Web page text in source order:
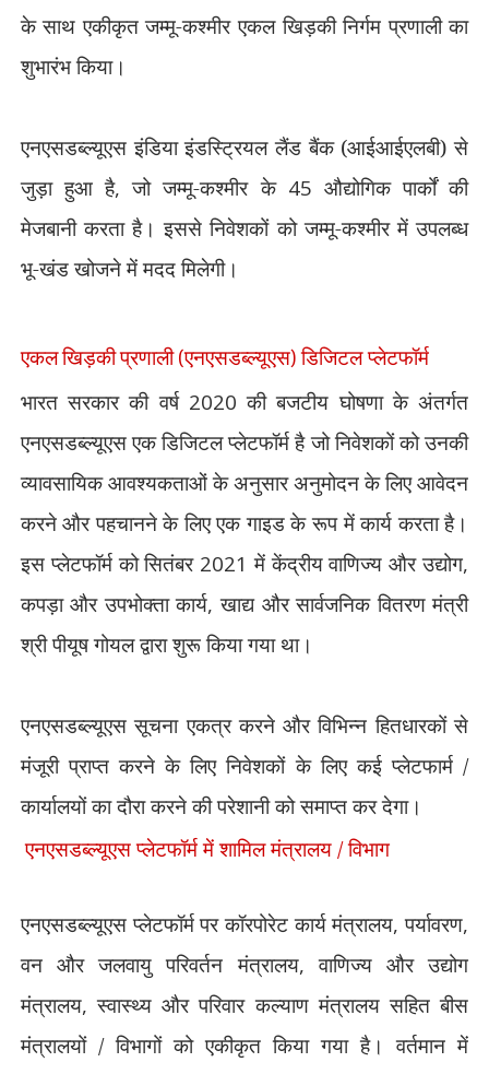
के साथ एकीकृत जम्मू-कश्मीर एकल खिड़की निर्गम प्रणाली का
शुभारंभ किया।
एनएसडब्ल्यूएस इंडिया इंडस्ट्रियल लैंड बैंक (आईआईएलबी) से
जुड़ा हुआ है,जो जम्मू-कश्मीर के 45 औद्योगिक पार्कों की
मेजबानी करता है। इससे निवेशकों को जम्मू-कश्मीर में उपलब्ध
भू-खंड खोजने में मदद मिलेगी।
एकल खिड़की प्रणाली (एनएसडब्ल्यूएस)डिजिटल प्लेटफॉर्म
भारत सरकार की वर्ष 2020 की बजटीय घोषणा के अंतर्गत
एनएसडब्ल्यूएस एक डिजिटल प्लेटफॉर्म है जो निवेशकों को उनकी
व्यावसायिक आवश्यकताओं के अनुसार अनुमोदन के लिए आवेदन
करने और पहचानने के लिए एक गाइड के रूप में कार्य करता है।
इस प्लेटफॉर्म को सितंबर 2021 में केंद्रीय वाणिज्य और उद्योग,
कपड़ा और उपभोक्ता कार्य,खाद्य और सार्वजनिक वितरण मंत्री
श्री पीयूष गोयल द्वारा शुरू किया गया था।
एनएसडब्ल्यूएस सूचना एकत्र करने और विभिन्न हितधारकों से
मंजूरी प्राप्त करने के लिए निवेशकों के लिए कई प्लेटफार्म /
कार्यालयों का दौरा करने की परेशानी को समाप्त कर देगा।
एनएसडब्ल्यूएस प्लेटफॉर्म में शामिलमंत्रालय / विभाग
एनएसडब्ल्यूएस प्लेटफॉर्म पर कॉरपोरेट कार्य मंत्रालय,पर्यावरण,
वन और जलवायु परिवर्तन मंत्रालय,वाणिज्य और उद्योग
मंत्रालय,स्वास्थ्य और परिवार कल्याण मंत्रालय सहित बीस
मंत्रालयों / विभागों को एकीकृत किया गया है। वर्तमान में